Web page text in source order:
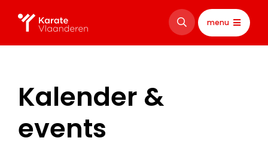
menu
Kalender &
events